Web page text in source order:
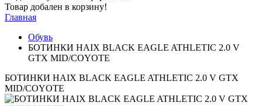
Товар добален в корзину!
Главная
Обувь
БОТИНКИ HAIX BLACK EAGLE ATHLETIC 2.0 V
GTX MID/COYOTE
БОТИНКИ HAIX BLACK EAGLE ATHLETIC 2.0 V GTX
MID/COYOTE